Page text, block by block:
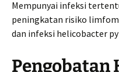
Mempunyai infeksi
peningkatan risiko
dan infeksi helicobacter
Pengobatan